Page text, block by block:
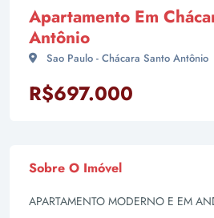
Apartamento Em
Antônio
Sao Paulo - Chácara Santo Antônio
R$697.000
Sobre O Imóvel
APARTAMENTO MODERNO E EM